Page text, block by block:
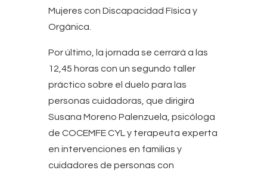
Mujeres con Discapacidad Física y
Orgánica.
Por último, la jornada se cerrará a las
12,45 horas con un segundo taller
práctico sobre el duelo para las
personas cuidadoras, que dirigirá
Susana Moreno Palenzuela, psicóloga
de COCEMFE CYL y terapeuta experta
en intervenciones en familias y
cuidadores de personas con